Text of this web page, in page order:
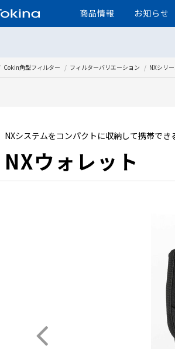
商品情報 お知らせ
Cokin角型フィルター フィルターバリエーション NXシリ
NXシステムをコンパクトに収納して携帯でき
NXウォレット